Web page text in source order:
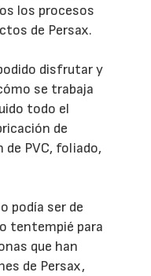
los procesos
de Persax.
disfrutar y
se trabaja
todo el
de
PVC, foliado,
podía ser de
tentempié para
que han
de Persax,